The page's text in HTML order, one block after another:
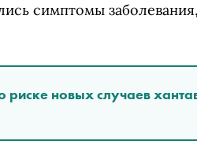
симптомы
новых случаев